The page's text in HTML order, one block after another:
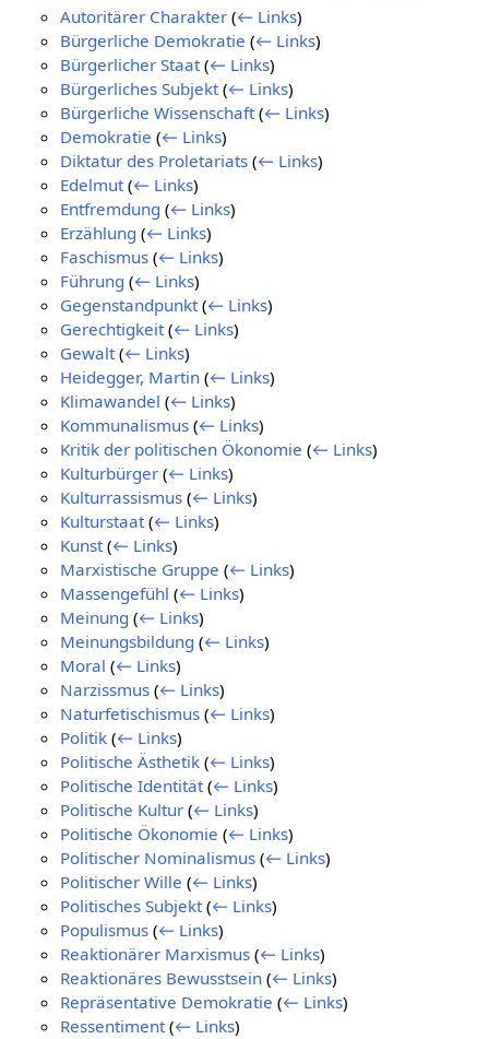
Autoritärer Charakter (← Links)
Bürgerliche Demokratie (← Links)
Bürgerlicher Staat (← Links)
Bürgerliches Subjekt (← Links)
Bürgerliche Wissenschaft (← Links)
Demokratie (← Links)
Diktatur des Proletariats (← Links)
Edelmut (← Links)
Entfremdung (← Links)
Erzählung (← Links)
Faschismus (← Links)
Führung (← Links)
Gegenstandpunkt (← Links)
Gerechtigkeit (← Links)
Gewalt (← Links)
Heidegger, Martin (← Links)
Klimawandel (← Links)
Kommunalismus (← Links)
Kritik der politischen Ökonomie (← Links)
Kulturbürger (← Links)
Kulturrassismus (← Links)
Kulturstaat (← Links)
Kunst (← Links)
Marxistische Gruppe (← Links)
Massengefühl (← Links)
Meinung (← Links)
Meinungsbildung (← Links)
Moral (← Links)
Narzissmus (← Links)
Naturfetischismus (← Links)
Politik (← Links)
Politische Ästhetik (← Links)
Politische Identität (← Links)
Politische Kultur (← Links)
Politische Ökonomie (← Links)
Politischer Nominalismus (← Links)
Politischer Wille (← Links)
Politisches Subjekt (← Links)
Populismus (← Links)
Reaktionärer Marxismus (← Links)
Reaktionäres Bewusstsein (← Links)
Repräsentative Demokratie (← Links)
Ressentiment (← Links)